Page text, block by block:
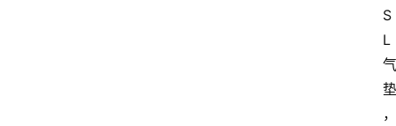
S
L
气
垫
，